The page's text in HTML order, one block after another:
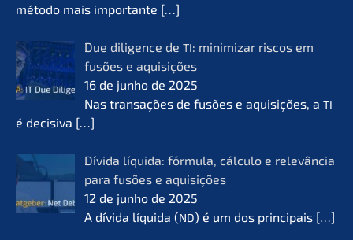
método mais importan­te […]
Due diligence de TI: minimi­zar riscos em
fusões e aquisi­ções
16 de junho de 2025
Nas transa­ções de fusões e aquisi­ções, a TI
é decisi­va […]
Dívida líqui­da: fórmu­la, cálcu­lo e relevân­cia
para fusões e aquisi­ções
12 de junho de 2025
A dívida líqui­da (ND) é um dos princi­pais […]